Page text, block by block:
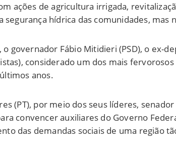
ações de agricultura irrigada,
hídrica das comunidades,
governador Fábio Mitidieri (PSD), o
considerado um dos mais
anos.
(PT), por meio dos seus líderes,
convencer auxiliares do Governo
das demandas sociais de uma região